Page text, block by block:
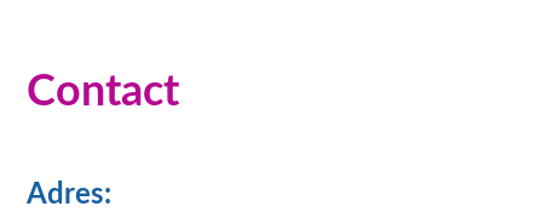
Contact
Adres: